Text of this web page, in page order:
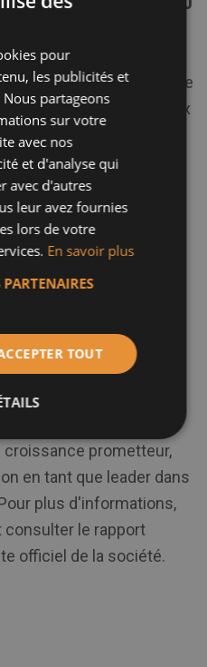
est le fruit d'une
amélioré,
de1 881 000 € , et d'une
grâce aux déficits fiscaux
montré un
de (6 116 000 €)
soutenus par des
le résultat bénéficiaire.
réduite,
efficace de la
une transformation
prometteur,
en tant que leader dans
plus d'informations,
le rapport
officiel de la société.
pour
les publicités et
partageons
sur votre
avec nos
et d'analyse qui
avec d'autres
leur avez fournies
lors de votre
En savoir plus
TOUT